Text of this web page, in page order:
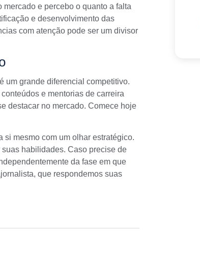
e percebo o quanto a falta
e desenvolvimento das
com atenção pode ser um divisor
um grande diferencial competitivo.
conteúdos e mentorias de carreira
destacar no mercado. Comece hoje
mesmo com um olhar estratégico.
habilidades. Caso precise de
da fase em que
que respondemos suas